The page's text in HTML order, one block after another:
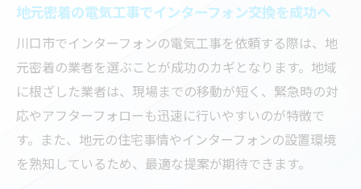
地元密着の電気工事でインターフォン交換を成功へ
川口市でインターフォンの電気工事を依頼する際は、地
元密着の業者を選ぶことが成功のカギとなります。地域
に根ざした業者は、現場までの移動が短く、緊急時の対
応やアフターフォローも迅速に行いやすいのが特徴で
す。また、地元の住宅事情やインターフォンの設置環境
を熟知しているため、最適な提案が期待できます。